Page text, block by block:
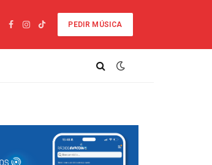
Facebook
Instagram
TikTok
PEDIR MÚSICA